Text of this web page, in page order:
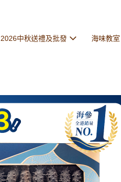
2026中秋送禮及批發 海味教室